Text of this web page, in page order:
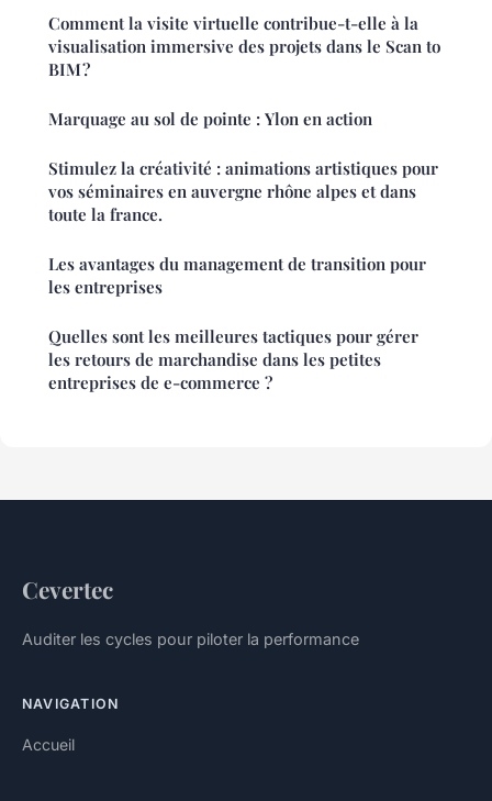
Comment la visite virtuelle contribue-t-elle à la
visualisation immersive des projets dans le Scan to
BIM ?
Marquage au sol de pointe : Ylon en action
Stimulez la créativité : animations artistiques pour
vos séminaires en auvergne rhône alpes et dans
toute la france.
Les avantages du management de transition pour
les entreprises
Quelles sont les meilleures tactiques pour gérer
les retours de marchandise dans les petites
entreprises de e-commerce ?
Cevertec
Auditer les cycles pour piloter la performance
NAVIGATION
Accueil